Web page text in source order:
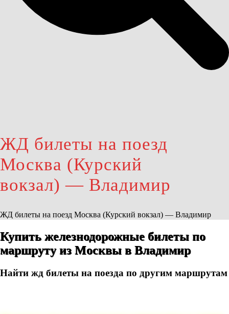
ЖД билеты на поезд
Москва (Курский
вокзал) — Владимир
ЖД билеты на поезд Москва (Курский вокзал) — Владимир
Купить железнодорожные билеты по
маршруту из Москвы в Владимир
Найти жд билеты на поезда по другим маршрутам